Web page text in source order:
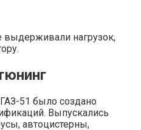
нагрузок,
51 было создано
Выпускались
автоцистерны,